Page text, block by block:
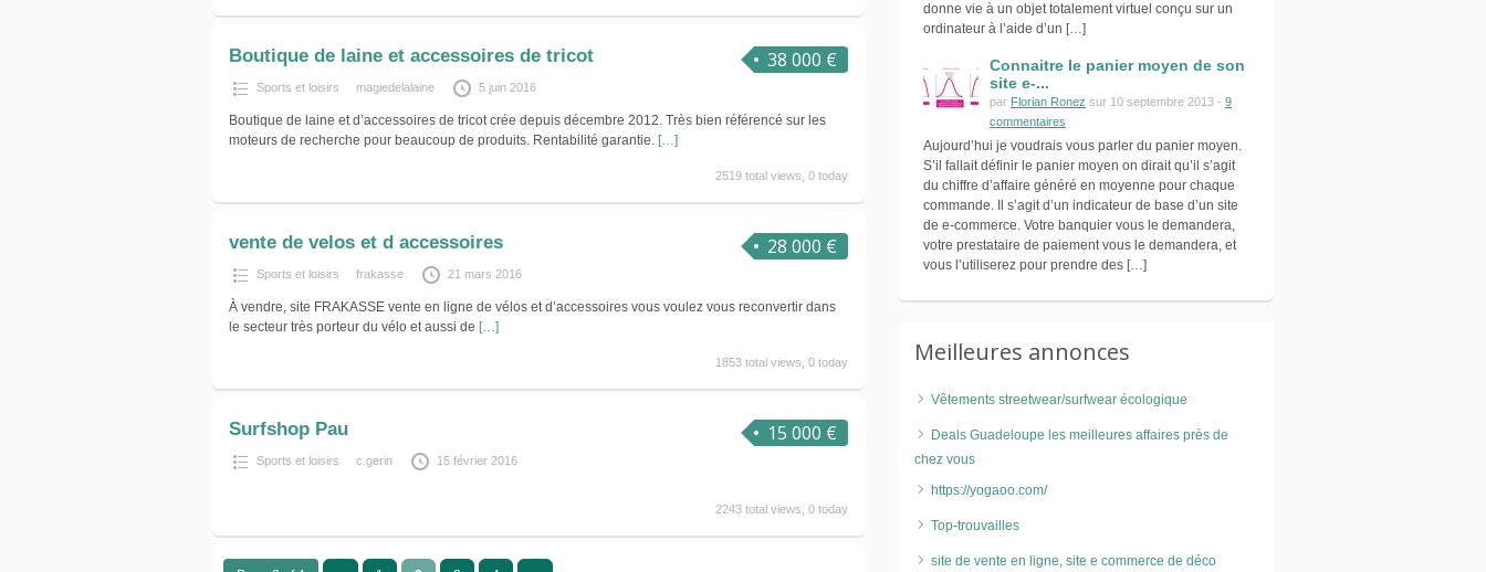
38 000 €
Boutique de laine et accessoires de tricot
Sports et loisirs magiedelalaine 5 juin 2016
Boutique de laine et d’accessoires de tricot crée depuis décembre 2012. Très bien référencé sur les
moteurs de recherche pour beaucoup de produits. Rentabilité garantie. […]
2519 total views, 0 today
28 000 €
vente de velos et d accessoires
Sports et loisirs frakasse 21 mars 2016
À vendre, site FRAKASSE vente en ligne de vélos et d’accessoires vous voulez vous reconvertir dans
le secteur très porteur du vélo et aussi de […]
1853 total views, 0 today
15 000 €
Surfshop Pau
Sports et loisirs c.gerin 15 février 2016
2243 total views, 0 today
donne vie à un objet totalement virtuel conçu sur un
ordinateur à l’aide d’un […]
Connaitre le panier moyen de son
site e-...
par Florian Ronez sur 10 septembre 2013 - 9
commentaires
Aujourd’hui je voudrais vous parler du panier moyen.
S’il fallait définir le panier moyen on dirait qu’il s’agit
du chiffre d’affaire généré en moyenne pour chaque
commande. Il s’agit d’un indicateur de base d’un site
de e-commerce. Votre banquier vous le demandera,
votre prestataire de paiement vous le demandera, et
vous l’utiliserez pour prendre des […]
Meilleures annonces
Vêtements streetwear/surfwear écologique
Deals Guadeloupe les meilleures affaires près de
chez vous
https://yogaoo.com/
Top-trouvailles
site de vente en ligne, site e commerce de déco